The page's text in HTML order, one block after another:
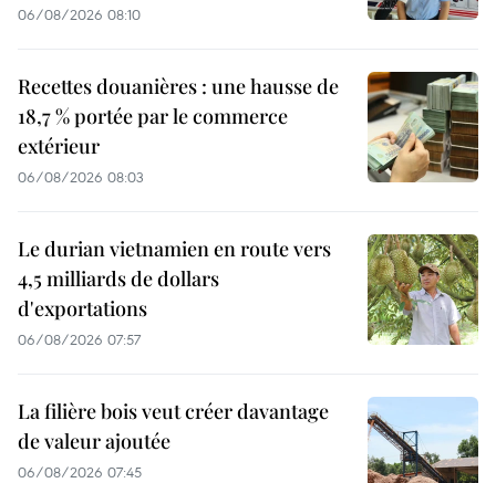
06/08/2026 08:10
Recettes douanières : une hausse de
18,7 % portée par le commerce
extérieur
06/08/2026 08:03
Le durian vietnamien en route vers
4,5 milliards de dollars
d'exportations
06/08/2026 07:57
La filière bois veut créer davantage
de valeur ajoutée
06/08/2026 07:45